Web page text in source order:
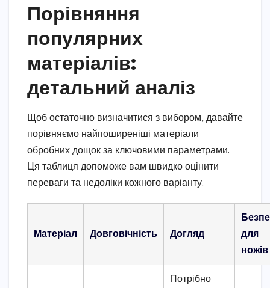
Порівняння
популярних
матеріалів:
детальний аналіз
Щоб остаточно визначитися з вибором, давайте
порівняємо найпоширеніші матеріали
обробних дощок за ключовими параметрами.
Ця таблиця допоможе вам швидко оцінити
переваги та недоліки кожного варіанту.
Матеріал Довговічність Догляд
для
ножів
Потрібно